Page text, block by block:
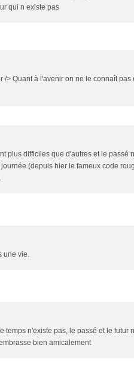
qui n existe pas
/> Quant à l'avenir on ne le connaît
plus difficiles que d'autres et le passé
(depuis hier le fameux code
une vie.
temps n'existe pas, le passé et le futur
bien amicalement